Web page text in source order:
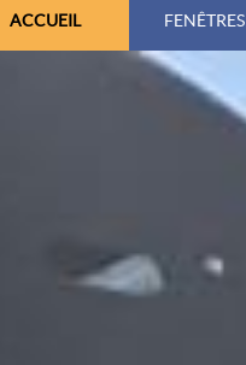
ACCUEIL FENÊTRES